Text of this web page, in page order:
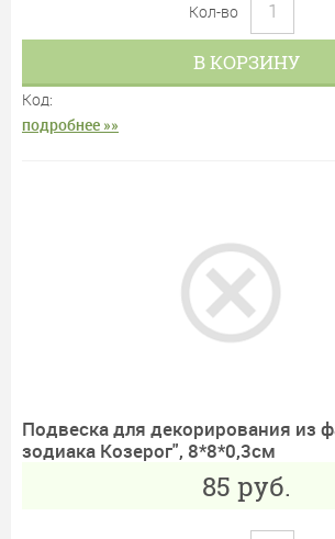
Кол-во
В КОРЗИНУ
Код:
подробнее »»
Подвеска для декорирования из
зодиака Козерог", 8*8*0,3см
85 руб.